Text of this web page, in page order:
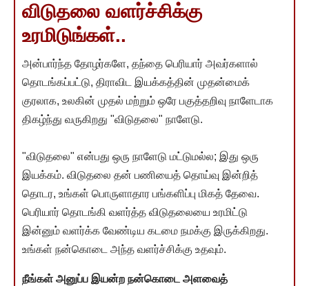
விடுதலை வளர்ச்சிக்கு
உரமிடுங்கள்..
அன்பார்ந்த தோழர்களே, தந்தை பெரியார் அவர்களால்
தொடங்கப்பட்டு, திராவிட இயக்கத்தின் முதன்மைக்
குரலாக, உலகின் முதல் மற்றும் ஒரே பகுத்தறிவு நாளேடாக
திகழ்ந்து வருகிறது "விடுதலை" நாளேடு.
"விடுதலை" என்பது ஒரு நாளேடு மட்டுமல்ல; இது ஒரு
இயக்கம். விடுதலை தன் பணியைத் தொய்வு இன்றித்
தொடர, உங்கள் பொருளாதார பங்களிப்பு மிகத் தேவை.
பெரியார் தொடங்கி வளர்த்த விடுதலையை உரமிட்டு
இன்னும் வளர்க்க வேண்டிய கடமை நமக்கு இருக்கிறது.
உங்கள் நன்கொடை அந்த வளர்ச்சிக்கு உதவும்.
நீங்கள் அனுப்ப இயன்ற நன்கொடை அளவைத்